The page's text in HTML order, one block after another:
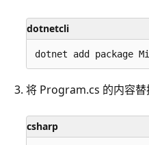
dotnetcli
将 Program.cs 的内容替
csharp